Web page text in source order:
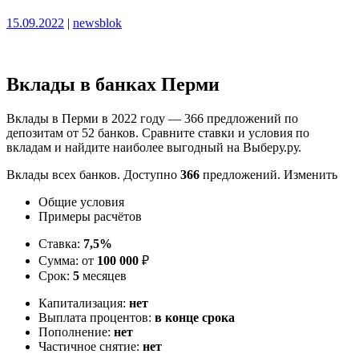
Опубликовано
15.09.2022 | Опубликовано
newsblok
Вклады в банках Перми
Вклады в Перми в 2022 году — 366 предложений по
депозитам от 52 банков. Сравните ставки и условия по
вкладам и найдите наиболее выгодный на Выберу.ру.
Вклады всех банков. Доступно 366 предложений. Изменить
Общие условия
Примеры расчётов
Ставка: 7,5%
Сумма: от 100 000 ₽
Срок: 5 месяцев
Капитализация: нет
Выплата процентов: в конце срока
Пополнение: нет
Частичное снятие: нет